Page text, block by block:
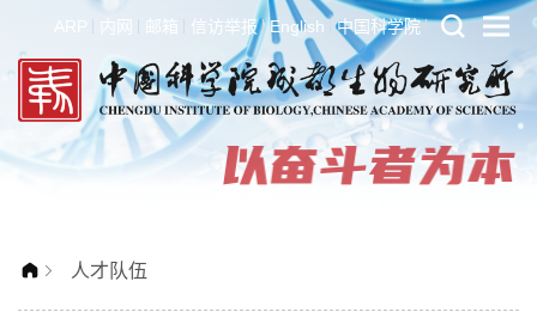
ARP 内网 邮箱 信访举报 English 中国科学院
人才队伍